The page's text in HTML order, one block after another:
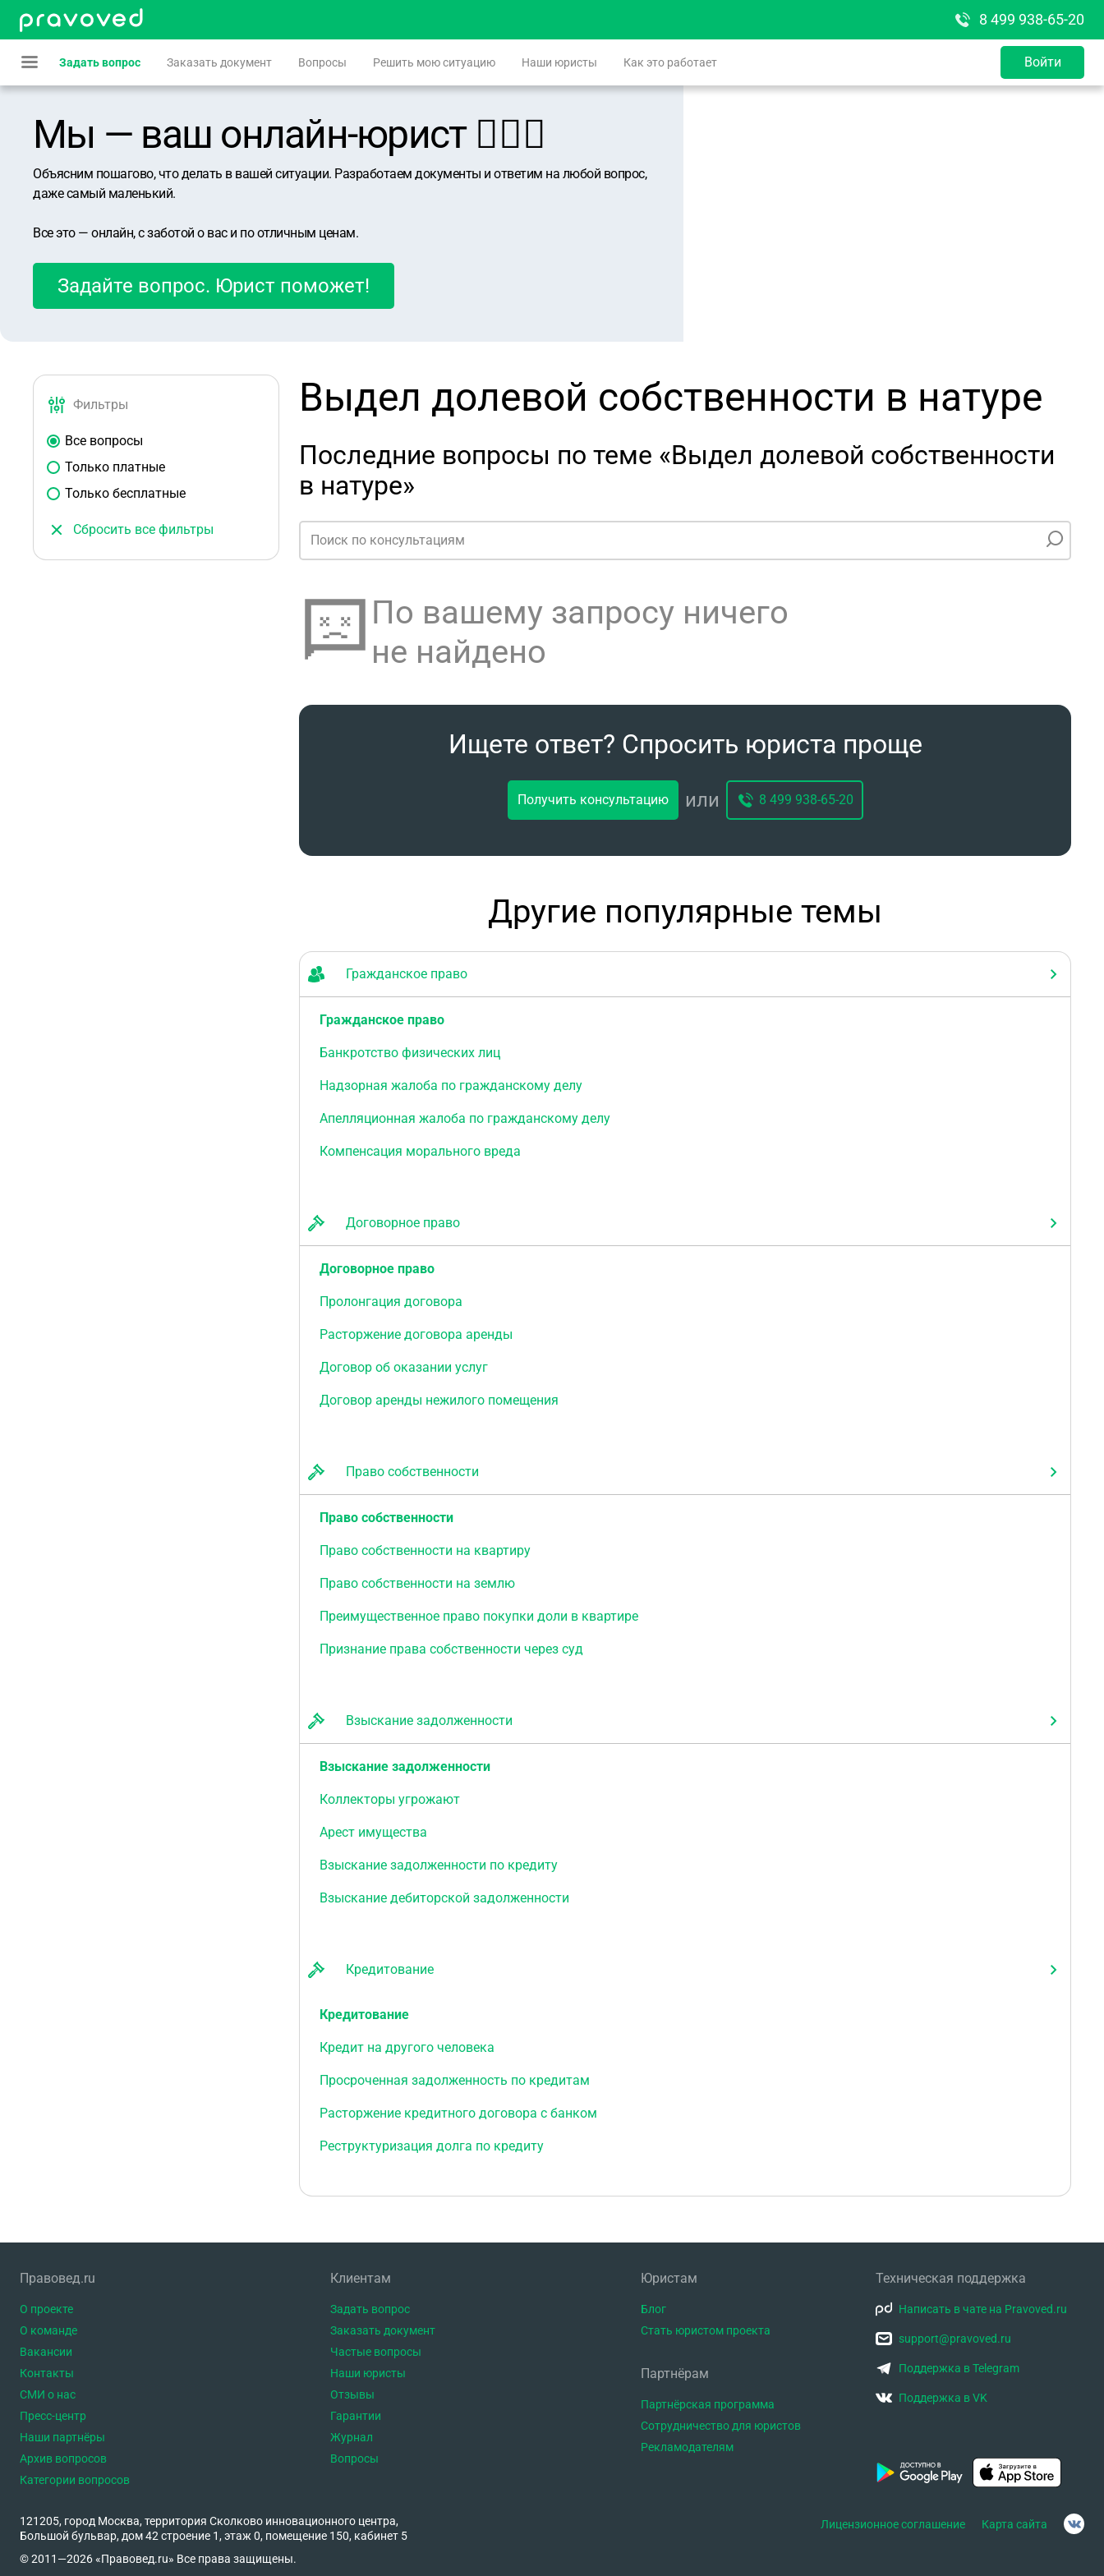
8 499 938-65-20
Задать вопрос Заказать документ Вопросы Решить мою ситуацию Наши юристы Как это работает Войти
Мы — ваш онлайн-юрист 👨🏻‍⚖️
Объясним пошагово, что делать в вашей ситуации. Разработаем документы и ответим на любой вопрос,
даже самый маленький.
Все это — онлайн, с заботой о вас и по отличным ценам.
Задайте вопрос. Юрист поможет!
Фильтры
Все вопросы
Только платные
Только бесплатные
Сбросить все фильтры
Выдел долевой собственности в натуре
Последние вопросы по теме «Выдел долевой собственности
в натуре»
По вашему запросу ничего
не найдено
Ищете ответ? Спросить юриста проще
Получить консультацию или 8 499 938-65-20
Другие популярные темы
Гражданское право
Гражданское право
Банкротство физических лиц
Надзорная жалоба по гражданскому делу
Апелляционная жалоба по гражданскому делу
Компенсация морального вреда
Договорное право
Договорное право
Пролонгация договора
Расторжение договора аренды
Договор об оказании услуг
Договор аренды нежилого помещения
Право собственности
Право собственности
Право собственности на квартиру
Право собственности на землю
Преимущественное право покупки доли в квартире
Признание права собственности через суд
Взыскание задолженности
Взыскание задолженности
Коллекторы угрожают
Арест имущества
Взыскание задолженности по кредиту
Взыскание дебиторской задолженности
Кредитование
Кредитование
Кредит на другого человека
Просроченная задолженность по кредитам
Расторжение кредитного договора с банком
Реструктуризация долга по кредиту
Правовед.ru
О проекте
О команде
Вакансии
Контакты
СМИ о нас
Пресс-центр
Наши партнёры
Архив вопросов
Категории вопросов
Клиентам
Задать вопрос
Заказать документ
Частые вопросы
Наши юристы
Отзывы
Гарантии
Журнал
Вопросы
Юристам
Блог
Стать юристом проекта
Партнёрам
Партнёрская программа
Сотрудничество для юристов
Рекламодателям
Техническая поддержка
Написать в чате на Pravoved.ru
support@pravoved.ru
Поддержка в Telegram
Поддержка в VK
121205, город Москва, территория Сколково инновационного центра,
Большой бульвар, дом 42 строение 1, этаж 0, помещение 150, кабинет 5
© 2011—2026 «Правовед.ru» Все права защищены.
Лицензионное соглашение Карта сайта